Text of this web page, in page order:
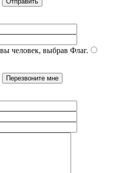
человек, выбрав Флаг.